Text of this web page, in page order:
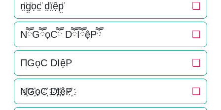
n̤̈g̤̈ọc̤̈ d̤̈ï̤ệp̤̈ ❏
NཽGཽọCཽ DཽIཽệPཽ ❏
ΠGọC DIệP ❏
N҉G҉ọC҉ D҉I҉ệP҉ ❏